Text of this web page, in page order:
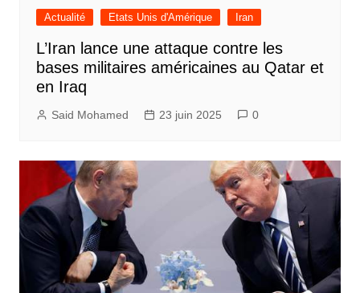
Actualité Etats Unis d'Amérique Iran
L’Iran lance une attaque contre les
bases militaires américaines au Qatar et
en Iraq
Said Mohamed 23 juin 2025 0